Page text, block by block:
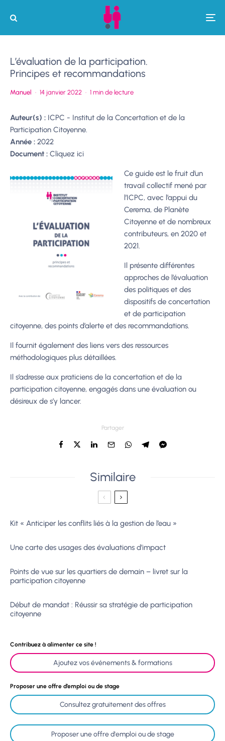
L’évaluation de la participation.
Principes et recommandations
Manuel · 14 janvier 2022 · 1 min de lecture
Auteur(s) : ICPC - Institut de la Concertation et de la
Participation Citoyenne.
Année : 2022
Document : Cliquez ici
Ce guide est le fruit d’un
travail collectif mené par
l’ICPC, avec l’appui du
Cerema, de Planète
Citoyenne et de nombreux
contributeurs, en 2020 et
2021.
Il présente différentes
approches de l’évaluation
des politiques et des
dispositifs de concertation
et de participation
citoyenne, des points d’alerte et des recommandations.
Il fournit également des liens vers des ressources
méthodologiques plus détaillées.
Il s’adresse aux praticiens de la concertation et de la
participation citoyenne, engagés dans une évaluation ou
désireux de s’y lancer.
Partager
Similaire
Kit « Anticiper les conflits liés à la gestion de l’eau »
Une carte des usages des évaluations d’impact
Points de vue sur les quartiers de demain – livret sur la
participation citoyenne
Début de mandat : Réussir sa stratégie de participation
citoyenne
Contribuez à alimenter ce site !
Ajoutez vos événements & formations
Proposer une offre d’emploi ou de stage
Consultez gratuitement des offres
Proposer une offre d'emploi ou de stage